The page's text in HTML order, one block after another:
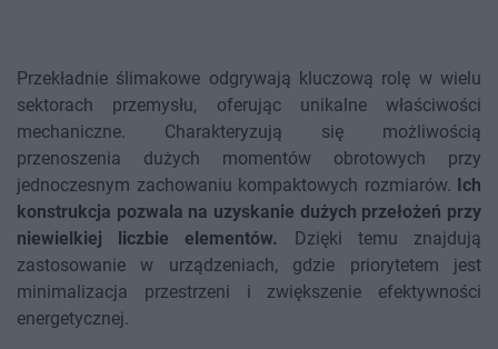
Przekładnie ślimakowe odgrywają kluczową rolę w wielu
sektorach przemysłu, oferując unikalne właściwości
mechaniczne. Charakteryzują się możliwością
przenoszenia dużych momentów obrotowych przy
jednoczesnym zachowaniu kompaktowych rozmiarów. Ich
konstrukcja pozwala na uzyskanie dużych przełożeń przy
niewielkiej liczbie elementów. Dzięki temu znajdują
zastosowanie w urządzeniach, gdzie priorytetem jest
minimalizacja przestrzeni i zwiększenie efektywności
energetycznej.